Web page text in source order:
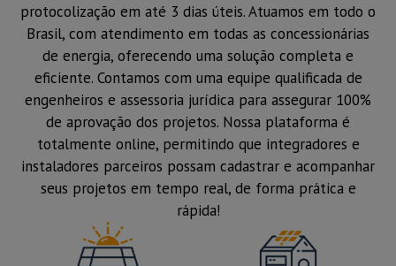
protocolização em até 3 dias úteis. Atuamos em todo o
Brasil, com atendimento em todas as concessionárias
de energia, oferecendo uma solução completa e
eficiente. Contamos com uma equipe qualificada de
engenheiros e assessoria jurídica para assegurar 100%
de aprovação dos projetos. Nossa plataforma é
totalmente online, permitindo que integradores e
instaladores parceiros possam cadastrar e acompanhar
seus projetos em tempo real, de forma prática e
rápida!